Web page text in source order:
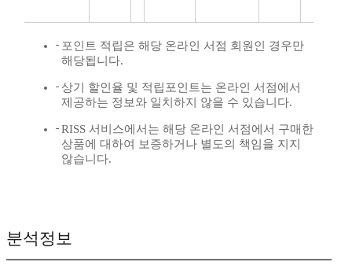
포인트 적립은 해당 온라인 서점 회원인 경우만
해당됩니다.
상기 할인율 및 적립포인트는 온라인 서점에서
제공하는 정보와 일치하지 않을 수 있습니다.
RISS 서비스에서는 해당 온라인 서점에서 구매한
상품에 대하여 보증하거나 별도의 책임을 지지
않습니다.
분석정보